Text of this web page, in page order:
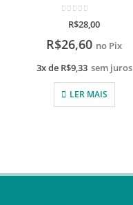
de 5
R$28,00
R$26,60 no Pix
3x de R$9,33 sem juros
LER MAIS